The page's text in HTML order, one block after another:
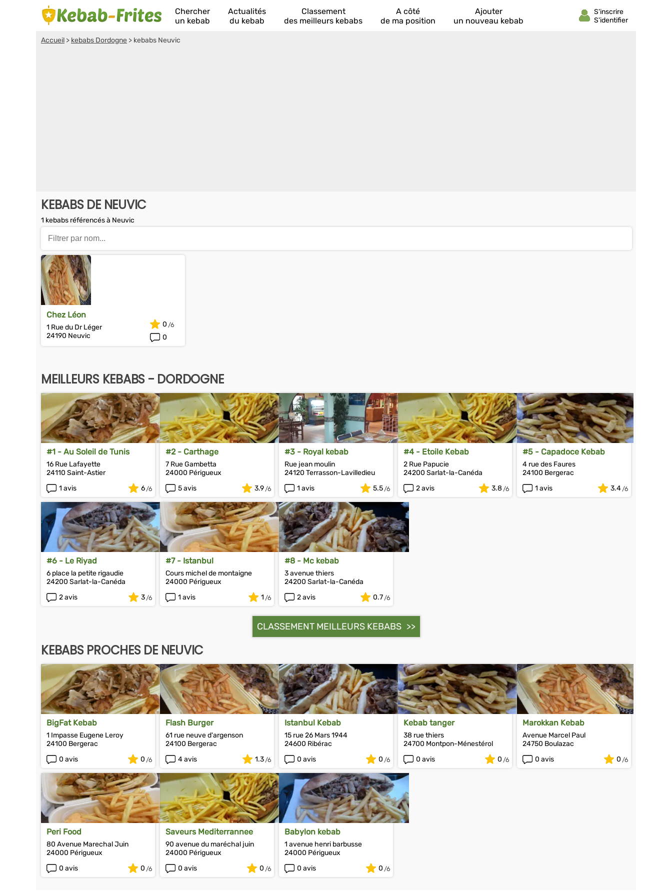
Chercher
un kebab
Actualités
du kebab
Classement
des meilleurs kebabs
A côté
de ma position
Ajouter
un nouveau kebab
Accueil > kebabs Dordogne > kebabs Neuvic
KEBABS DE NEUVIC
1 kebabs référencés à Neuvic
Chez Léon
1 Rue du Dr Léger
24190 Neuvic
0
0
MEILLEURS KEBABS - DORDOGNE
#1 - Au Soleil de Tunis
16 Rue Lafayette
24110 Saint-Astier
1 avis
6
#2 - Carthage
7 Rue Gambetta
24000 Périgueux
5 avis
3.9
#3 - Royal kebab
Rue jean moulin
24120 Terrasson-Lavilledieu
1 avis
5.5
#4 - Etoile Kebab
2 Rue Papucie
24200 Sarlat-la-Canéda
2 avis
3.8
#5 - Capadoce Kebab
4 rue des Faures
24100 Bergerac
1 avis
3.4
#6 - Le Riyad
6 place la petite rigaudie
24200 Sarlat-la-Canéda
2 avis
3
#7 - Istanbul
Cours michel de montaigne
24000 Périgueux
1 avis
1
#8 - Mc kebab
3 avenue thiers
24200 Sarlat-la-Canéda
2 avis
0.7
CLASSEMENT MEILLEURS KEBABS
KEBABS PROCHES DE NEUVIC
BigFat Kebab
1 Impasse Eugene Leroy
24100 Bergerac
0 avis
0
Flash Burger
61 rue neuve d'argenson
24100 Bergerac
4 avis
1.3
Istanbul Kebab
15 rue 26 Mars 1944
24600 Ribérac
0 avis
0
Kebab tanger
38 rue thiers
24700 Montpon-Ménestérol
0 avis
0
Marokkan Kebab
Avenue Marcel Paul
24750 Boulazac
0 avis
0
Peri Food
80 Avenue Marechal Juin
24000 Périgueux
0 avis
0
Saveurs Mediterrannee
90 avenue du maréchal juin
24000 Périgueux
0 avis
0
Babylon kebab
1 avenue henri barbusse
24000 Périgueux
0 avis
0